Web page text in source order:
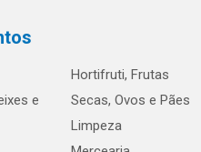
e
Hortifruti, Frutas
Secas, Ovos e Pães
Limpeza